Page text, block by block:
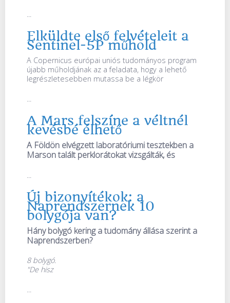
...
Elküldte első felvételeit a
Sentinel-5P műhold
A Copernicus európai uniós tudományos program
újabb műholdjának az a feladata, hogy a lehető
legrészletesebben mutassa be a légkör
A Mars felszíne a véltnél
kevésbé élhető
A Földön elvégzett laboratóriumi tesztekben a
Marson talált perklorátokat vizsgálták, és
Új bizonyítékok: a
Naprendszernek 10
bolygója van?
Hány bolygó kering a tudomány állása szerint a
Naprendszerben?
8 bolygó.
"De hisz
...